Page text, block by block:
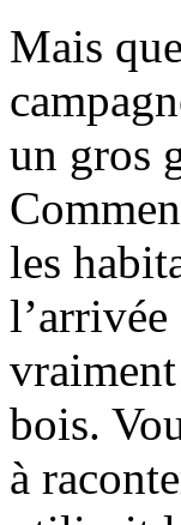
Mais
un gros
les
bois.
à